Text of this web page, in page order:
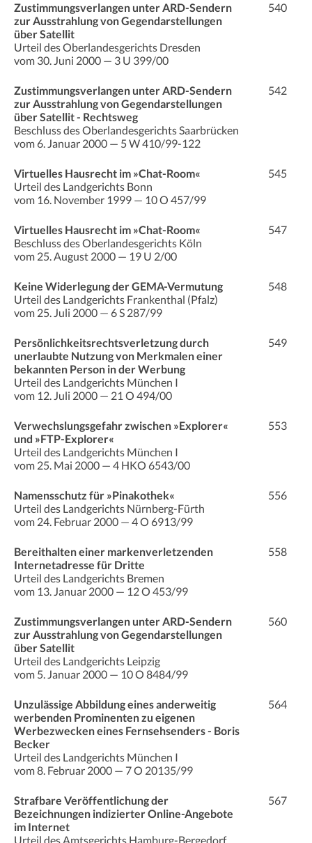
Zustimmungsverlangen unter ARD-Sendern
zur Ausstrahlung von Gegendarstellungen
über Satellit
Urteil des Oberlandesgerichts Dresden
vom 30. Juni 2000 — 3 U 399/00
540
Zustimmungsverlangen unter ARD-Sendern
zur Ausstrahlung von Gegendarstellungen
über Satellit - Rechtsweg
Beschluss des Oberlandesgerichts Saarbrücken
vom 6. Januar 2000 — 5 W 410/99-122
542
Virtuelles Hausrecht im »Chat-Room«
Urteil des Landgerichts Bonn
vom 16. November 1999 — 10 O 457/99
545
Virtuelles Hausrecht im »Chat-Room«
Beschluss des Oberlandesgerichts Köln
vom 25. August 2000 — 19 U 2/00
547
Keine Widerlegung der GEMA-Vermutung
Urteil des Landgerichts Frankenthal (Pfalz)
vom 25. Juli 2000 — 6 S 287/99
548
Persönlichkeitsrechtsverletzung durch
unerlaubte Nutzung von Merkmalen einer
bekannten Person in der Werbung
Urteil des Landgerichts München I
vom 12. Juli 2000 — 21 O 494/00
549
Verwechslungsgefahr zwischen »Explorer«
und »FTP-Explorer«
Urteil des Landgerichts München I
vom 25. Mai 2000 — 4 HKO 6543/00
553
Namensschutz für »Pinakothek«
Urteil des Landgerichts Nürnberg-Fürth
vom 24. Februar 2000 — 4 O 6913/99
556
Bereithalten einer markenverletzenden
Internetadresse für Dritte
Urteil des Landgerichts Bremen
vom 13. Januar 2000 — 12 O 453/99
558
Zustimmungsverlangen unter ARD-Sendern
zur Ausstrahlung von Gegendarstellungen
über Satellit
Urteil des Landgerichts Leipzig
vom 5. Januar 2000 — 10 O 8484/99
560
Unzulässige Abbildung eines anderweitig
werbenden Prominenten zu eigenen
Werbezwecken eines Fernsehsenders - Boris
Becker
Urteil des Landgerichts München I
vom 8. Februar 2000 — 7 O 20135/99
564
Strafbare Veröffentlichung der
Bezeichnungen indizierter Online-Angebote
im Internet
Urteil des Amtsgerichts Hamburg-Bergedorf
567